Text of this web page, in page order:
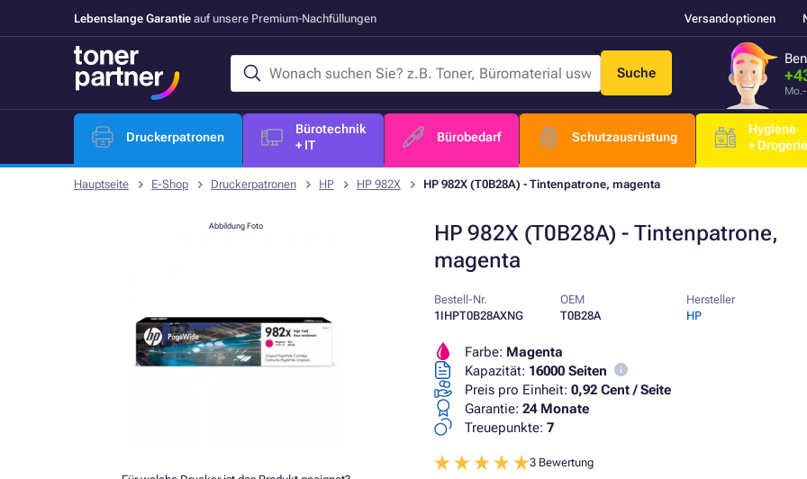
Lebenslange Garantie auf unsere Premium-Nachfüllungen Versandoptionen
Suche
Druckerpatronen
Bürotechnik
+ IT
Bürobedarf Schutzausrüstung
Hygiene
+ Drogerie
Hauptseite E-Shop Druckerpatronen HP HP 982X HP 982X (T0B28A) - Tintenpatrone, magenta
HP 982X (T0B28A) - Tintenpatrone,
magenta
Abbildung Foto
Bestell-Nr.
1IHPT0B28AXNG
OEM
T0B28A
Hersteller
HP
Farbe: Magenta
Kapazität: 16000 Seiten
Preis pro Einheit: 0,92 Cent / Seite
Garantie: 24 Monate
Treuepunkte: 7
3 Bewertung